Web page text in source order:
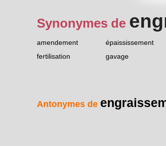
Synonymes de
amendement épaississement
fertilisation
gavage
Antonymes de